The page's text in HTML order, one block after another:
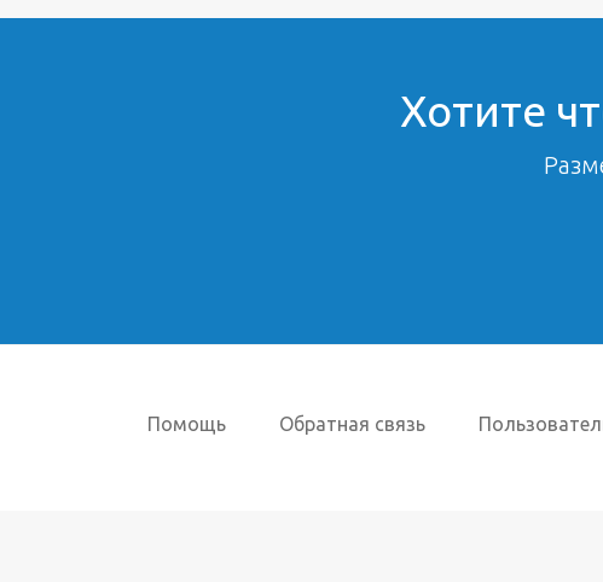
Хотите
Помощь Обратная связь